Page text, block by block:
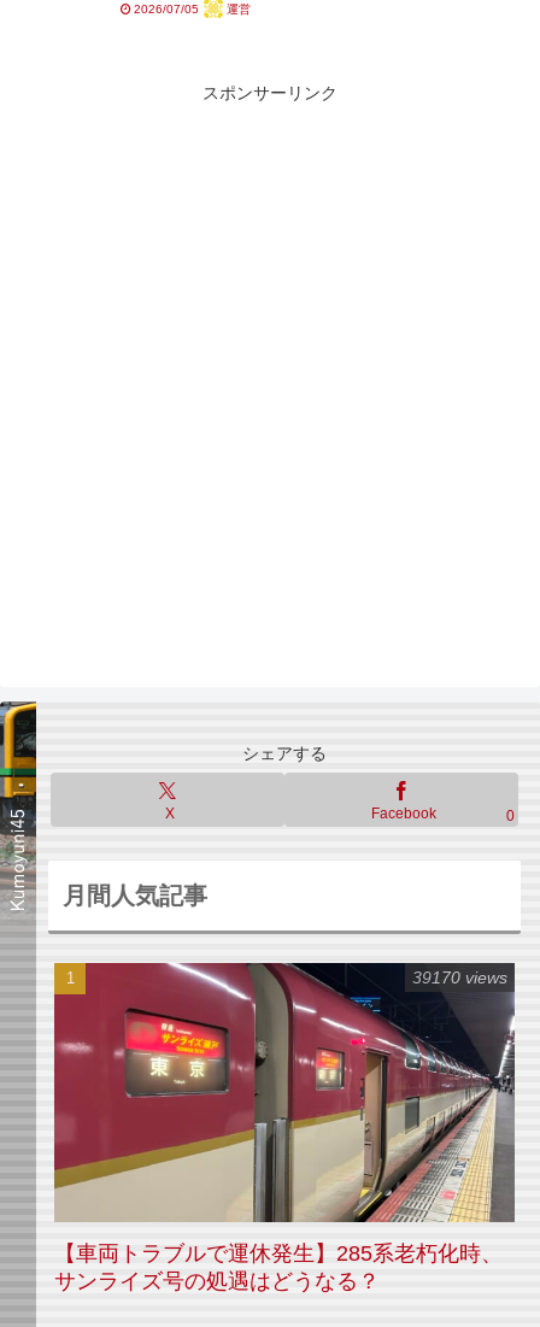
2026/07/05 運営
スポンサーリンク
シェアする
X Facebook 0
月間人気記事
【車両トラブルで運休発生】285系老朽化時、
サンライズ号の処遇はどうなる？
39170 views